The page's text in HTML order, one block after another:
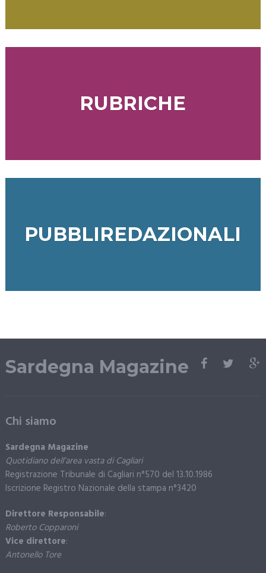
RUBRICHE
PUBBLIREDAZIONALI
Sardegna Magazine
Chi siamo
Sardegna Magazine
Quotidiano dell’area vasta di Cagliari
Registrazione Tribunale di Cagliari n°570 del 13.10.1986
Iscrizione Registro Nazionale della stampa n°3420
Direttore Responsabile:
Roberto Copparoni
Vice direttore:
Antonello Tore